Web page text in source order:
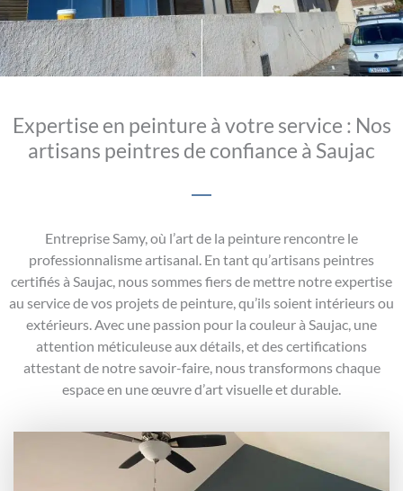
Expertise en peinture à votre service : Nos
artisans peintres de confiance à Saujac
Entreprise Samy, où l’art de la peinture rencontre le
professionnalisme artisanal. En tant qu’artisans peintres
certifiés à Saujac, nous sommes fiers de mettre notre expertise
au service de vos projets de peinture, qu’ils soient intérieurs ou
extérieurs. Avec une passion pour la couleur à Saujac, une
attention méticuleuse aux détails, et des certifications
attestant de notre savoir-faire, nous transformons chaque
espace en une œuvre d’art visuelle et durable.